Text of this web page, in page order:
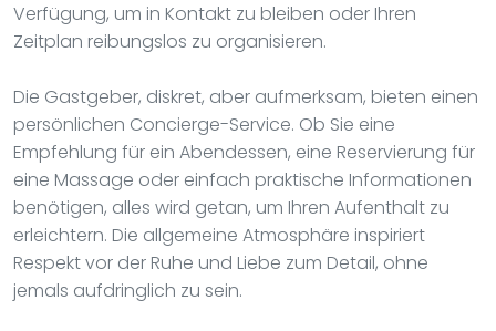
Verfügung, um in Kontakt zu bleiben oder Ihren
Zeitplan reibungslos zu organisieren.
Die Gastgeber, diskret, aber aufmerksam, bieten einen
persönlichen Concierge-Service. Ob Sie eine
Empfehlung für ein Abendessen, eine Reservierung für
eine Massage oder einfach praktische Informationen
benötigen, alles wird getan, um Ihren Aufenthalt zu
erleichtern. Die allgemeine Atmosphäre inspiriert
Respekt vor der Ruhe und Liebe zum Detail, ohne
jemals aufdringlich zu sein.